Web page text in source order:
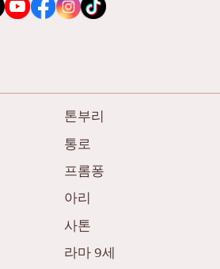
톤부리
통로
프롬퐁
아리
사톤
라마 9세